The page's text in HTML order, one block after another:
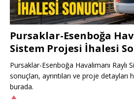
Pursaklar-Esenboğa
Sistem Projesi İhalesi
Pursaklar-Esenboğa Havalimanı Raylı
sonuçları, ayrıntıları ve proje detayları
burada.